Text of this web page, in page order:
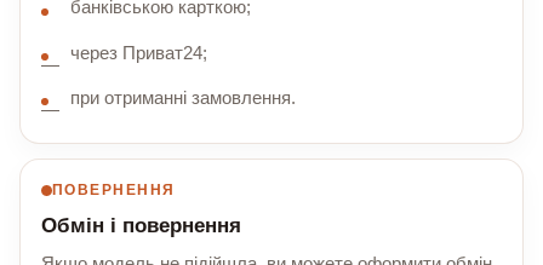
банківською карткою;
через Приват24;
при отриманні замовлення.
ПОВЕРНЕННЯ
Обмін і повернення